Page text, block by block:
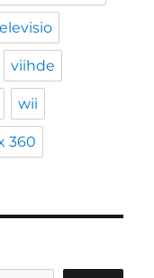
viihde
wii
360